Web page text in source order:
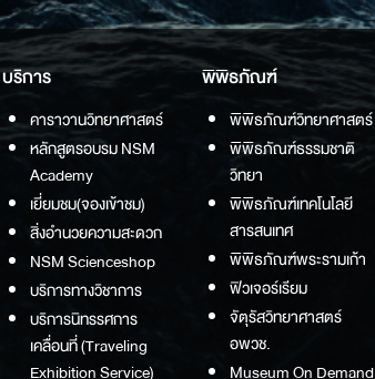
บริการ
คาราวานวิทยาศาสตร์
หลักสูตรอบรม NSM
Academy
เยี่ยมชม(จองเข้าชม)
สิ่งอำนวยความสะดวก
NSM Scienceshop
บริการทางวิชาการ
บริการนิทรรศการ
เคลื่อนที่ (Traveling
Exhibition Service)
พิพิธภัณฑ์
พิพิธภัณฑ์วิทยาศาสตร์
พิพิธภัณฑ์ธรรมชาติ
วิทยา
พิพิธภัณฑ์เทคโนโลยี
สารสนเทศ
พิพิธภัณฑ์พระรามเก้า
ฟิวเจอร์เรียม
จัตุรัสวิทยาศาสตร์
อพวช.
Museum On Demand